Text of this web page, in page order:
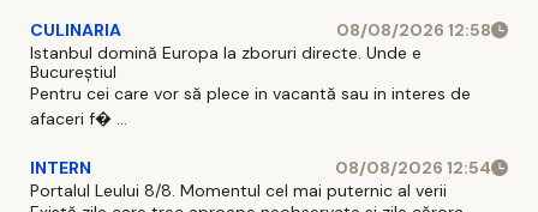
CULINARIA
08/08/2026 12:58
Istanbul domină Europa la zboruri directe. Unde e
Bucureștiul
Pentru cei care vor să plece in vacantă sau in interes de
afaceri f� ...
INTERN
08/08/2026 12:54
Portalul Leului 8/8. Momentul cel mai puternic al verii